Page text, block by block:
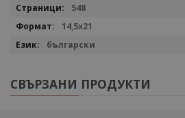
548
14,5х21
български
СВЪРЗАНИ ПРОДУКТИ